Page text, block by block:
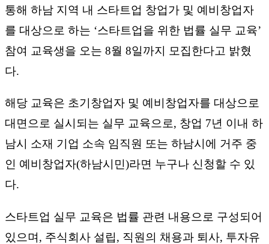
통해 하남 지역 내 스타트업 창업가 및 예비창업자
를 대상으로 하는 ‘스타트업을 위한 법률 실무 교육’
참여 교육생을 오는 8월 8일까지 모집한다고 밝혔
다.
해당 교육은 초기창업자 및 예비창업자를 대상으로
대면으로 실시되는 실무 교육으로, 창업 7년 이내 하
남시 소재 기업 소속 임직원 또는 하남시에 거주 중
인 예비창업자(하남시민)라면 누구나 신청할 수 있
다.
스타트업 실무 교육은 법률 관련 내용으로 구성되어
있으며, 주식회사 설립, 직원의 채용과 퇴사, 투자유